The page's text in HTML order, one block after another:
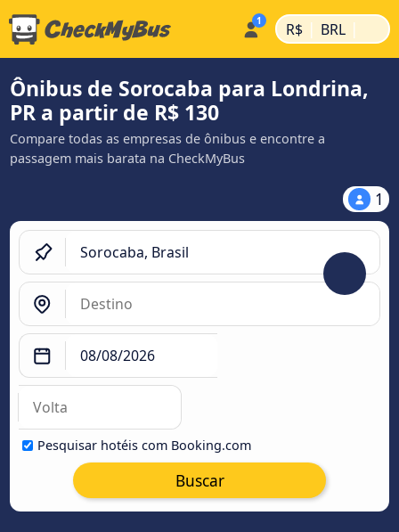
R$ | BRL |
Ônibus de Sorocaba para Londrina,
PR a partir de R$ 130
Compare todas as empresas de ônibus e encontre a
passagem mais barata na CheckMyBus
1
Pesquisar hotéis com Booking.com
Buscar